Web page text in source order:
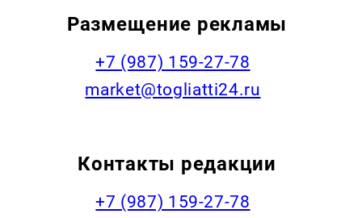
Размещение рекламы
+7 (987) 159-27-78
market@togliatti24.ru
Контакты редакции
+7 (987) 159-27-78